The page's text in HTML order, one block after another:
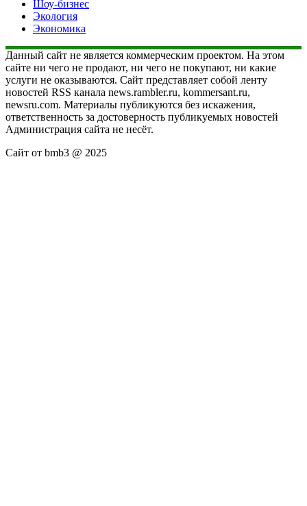
Шоу-бизнес
Экология
Экономика
Данный сайт не является коммерческим проектом. На этом
сайте ни чего не продают, ни чего не покупают, ни какие
услуги не оказываются. Сайт представляет собой ленту
новостей RSS канала news.rambler.ru, kommersant.ru,
newsru.com. Материалы публикуются без искажения,
ответственность за достоверность публикуемых новостей
Администрация сайта не несёт.
Сайт от bmb3 @ 2025